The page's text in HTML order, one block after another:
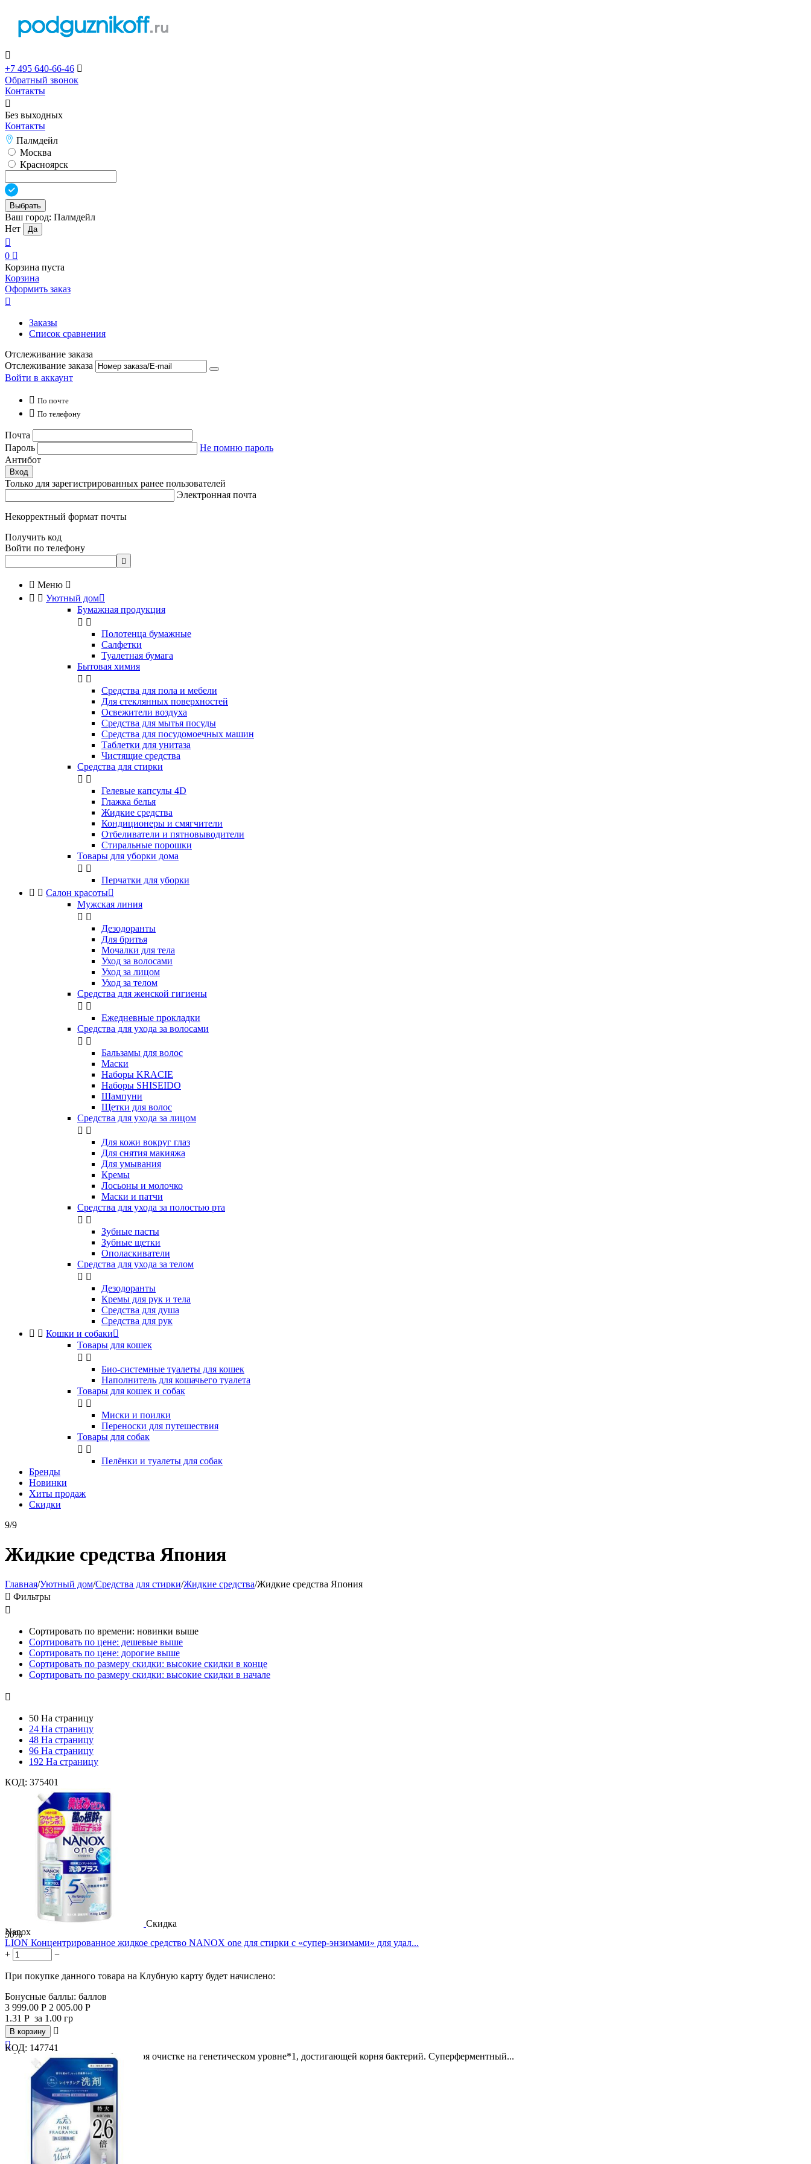

+7 495 640-66-46 
Обратный звонок
Контакты

Без выходных
Контакты
Палмдейл
Москва
Красноярск
Выбрать
Ваш город: Палмдейл
Нет
Да

0 
Корзина пуста
Корзина
Оформить заказ

Заказы
Список сравнения
Отслеживание заказа
Отслеживание заказа
Войти в аккаунт
 По почте
 По телефону
Почта
Пароль
Не помню пароль
Антибот
Вход
Только для зарегистрированных ранее пользователей
Электронная почта
Некорректный формат почты
Получить код
Войти по телефону

 Меню 
  Уютный дом
Бумажная продукция
 
Полотенца бумажные
Салфетки
Туалетная бумага
Бытовая химия
 
Cредства для пола и мебели
Для стеклянных поверхностей
Освежители воздуха
Средства для мытья посуды
Средства для посудомоечных машин
Таблетки для унитаза
Чистящие средства
Средства для стирки
 
Гелевые капсулы 4D
Глажка белья
Жидкие средства
Кондиционеры и смягчители
Отбеливатели и пятновыводители
Стиральные порошки
Товары для уборки дома
 
Перчатки для уборки
  Салон красоты
Мужская линия
 
Дезодоранты
Для бритья
Мочалки для тела
Уход за волосами
Уход за лицом
Уход за телом
Средства для женской гигиены
 
Ежедневные прокладки
Средства для ухода за волосами
 
Бальзамы для волос
Маски
Наборы KRACIE
Наборы SHISEIDO
Шампуни
Щетки для волос
Средства для ухода за лицом
 
Для кожи вокруг глаз
Для снятия макияжа
Для умывания
Кремы
Лосьоны и молочко
Маски и патчи
Средства для ухода за полостью рта
 
Зубные пасты
Зубные щетки
Ополаскиватели
Средства для ухода за телом
 
Дезодоранты
Кремы для рук и тела
Средства для душа
Средства для рук
  Кошки и собаки
Товары для кошек
 
Био-системные туалеты для кошек
Наполнитель для кошачьего туалета
Товары для кошек и собак
 
Миски и поилки
Переноски для путешествия
Товары для собак
 
Пелёнки и туалеты для собак
Бренды
Новинки
Хиты продаж
Скидки
9/9
Жидкие средства Япония
Главная/Уютный дом/Средства для стирки/Жидкие средства/Жидкие средства Япония
 Фильтры

Сортировать по времени: новинки выше
Сортировать по цене: дешевые выше
Сортировать по цене: дорогие выше
Сортировать по размеру скидки: высокие скидки в конце
Сортировать по размеру скидки: высокие скидки в начале

50 На страницу
24 На страницу
48 На страницу
96 На страницу
192 На страницу
КОД: 375401
Скидка
50%
Nanox
LION Концентрированное жидкое средство NANOX one для стирки с «супер-энзимами» для удал...
+
−
При покупке данного товара на Клубную карту будет начислено:
Бонусные баллы: баллов
3 999.00 Р 2 005.00 Р
1.31 Р за 1.00 гр
В корзину


● Устраняет пожелтение благодаря очистке на генетическом уровне*1, достигающей корня бактерий. Суперферментный...
КОД: 147741